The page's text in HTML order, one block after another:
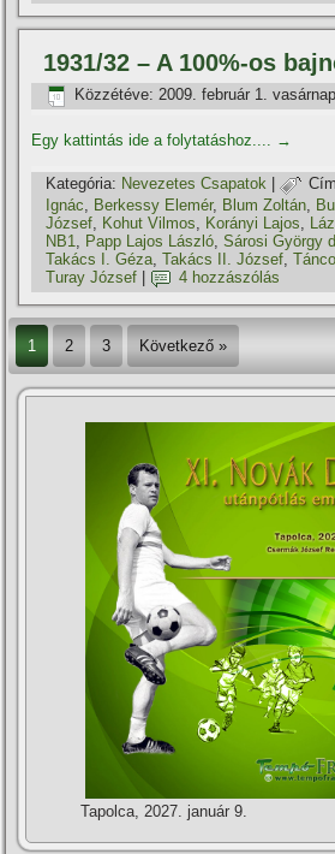
1931/32 – A 100%-os
Közzétéve: 2009. február 1. vasárnap
Egy kattintás ide a folytatáshoz.... →
Kategória: Nevezetes Csapatok |
Ignác
Berkessy Elemér, Blum Zoltán
József
Kohut Vilmos Korányi Lajos
NB1
Papp Lajos László ,Sárosi György
Takács I. Géza ,Takács II. József ,
Turay József
4 hozzászólás
1 2 3 Következő »
Tapolca, 2027. január 9.